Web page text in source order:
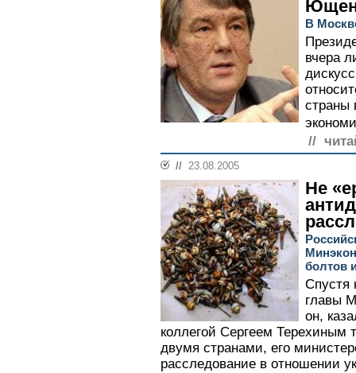
В
вчера
страны
//
// 23.08.2005
Не
болтов
Спустя
главы
он,
коллегой Сергеем Терехиным
двумя странами, его
расследование в отношении